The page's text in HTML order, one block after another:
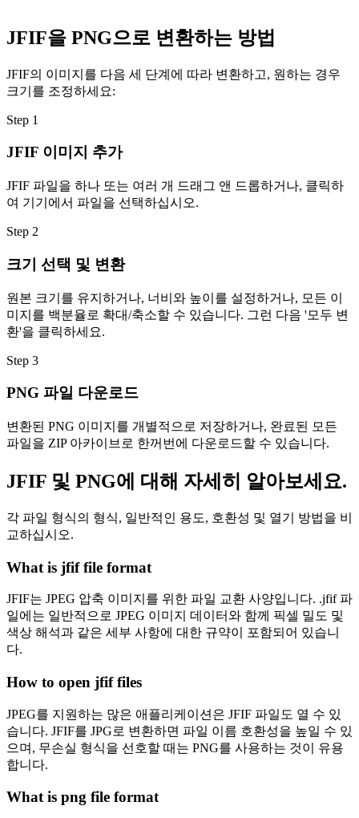
JFIF을 PNG으로 변환하는 방법
JFIF의 이미지를 다음 세 단계에 따라 변환하고, 원하는 경우
크기를 조정하세요:
Step 1
JFIF 이미지 추가
JFIF 파일을 하나 또는 여러 개 드래그 앤 드롭하거나, 클릭하
여 기기에서 파일을 선택하십시오.
Step 2
크기 선택 및 변환
원본 크기를 유지하거나, 너비와 높이를 설정하거나, 모든 이
미지를 백분율로 확대/축소할 수 있습니다. 그런 다음 '모두 변
환'을 클릭하세요.
Step 3
PNG 파일 다운로드
변환된 PNG 이미지를 개별적으로 저장하거나, 완료된 모든
파일을 ZIP 아카이브로 한꺼번에 다운로드할 수 있습니다.
JFIF 및 PNG에 대해 자세히 알아보세요.
각 파일 형식의 형식, 일반적인 용도, 호환성 및 열기 방법을 비
교하십시오.
What is jfif file format
JFIF는 JPEG 압축 이미지를 위한 파일 교환 사양입니다. .jfif 파
일에는 일반적으로 JPEG 이미지 데이터와 함께 픽셀 밀도 및
색상 해석과 같은 세부 사항에 대한 규약이 포함되어 있습니
다.
How to open jfif files
JPEG를 지원하는 많은 애플리케이션은 JFIF 파일도 열 수 있
습니다. JFIF를 JPG로 변환하면 파일 이름 호환성을 높일 수 있
으며, 무손실 형식을 선호할 때는 PNG를 사용하는 것이 유용
합니다.
What is png file format